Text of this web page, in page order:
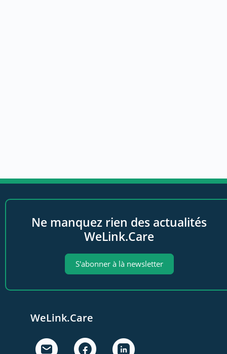
Ne manquez rien des actualités
WeLink.Care
S'abonner à là newsletter
WeLink.Care